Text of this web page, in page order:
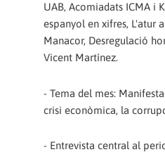
UAB, Acomiadats ICMA i
espanyol en xifres, L'atur
Manacor, Desregulació
Vicent Martínez.
- Tema del mes:
crisi econòmica, la
- Entrevista central al